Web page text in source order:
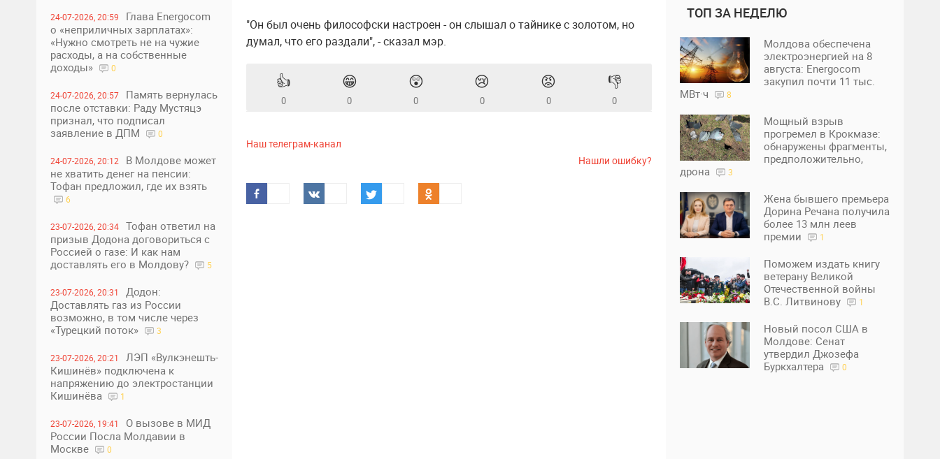
24-07-2026, 20:59
Глава Energocom
о «неприличных зарплатах»:
«Нужно смотреть не на чужие
расходы, а на собственные
доходы»
0
24-07-2026, 20:57
Память вернулась
после отставки: Раду Мустяцэ
признал, что подписал
заявление в ДПМ
0
24-07-2026, 20:12
В Молдове может
не хватить денег на пенсии:
Тофан предложил, где их взять
6
23-07-2026, 20:34
Тофан ответил на
призыв Додона договориться с
Россией о газе: И как нам
доставлять его в Молдову?
5
23-07-2026, 20:31
Додон:
Доставлять газ из России
возможно, в том числе через
«Турецкий поток»
3
23-07-2026, 20:21
ЛЭП «Вулкэнешть-
Кишинёв» подключена к
напряжению до электростанции
Кишинёва
1
23-07-2026, 19:41
О вызове в МИД
России Посла Молдавии в
Москве
0
"Он был очень философски настроен - он слышал о тайнике с золотом, но
думал, что его раздали", - сказал мэр.
👍
0
😁
0
😲
0
😢
0
😡
0
👎
0
Наш телеграм-канал
Нашли ошибку?
ТОП ЗА НЕДЕЛЮ
Молдова обеспечена
электроэнергией на 8
августа: Energocom
закупил почти 11 тыс.
МВт·ч
8
Мощный взрыв
прогремел в Крокмазе:
обнаружены фрагменты,
предположительно,
дрона
3
Жена бывшего премьера
Дорина Речана получила
более 13 млн леев
премии
1
Поможем издать книгу
ветерану Великой
Отечественной войны
В.С. Литвинову
1
Новый посол США в
Молдове: Сенат
утвердил Джозефа
Буркхалтера
0